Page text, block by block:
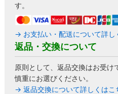
す。
→ お支払い・配送について詳し
返品・交換について
原則として、返品交換はお受け
慎重にお選びください。
→ 返品交換について詳しくはこ